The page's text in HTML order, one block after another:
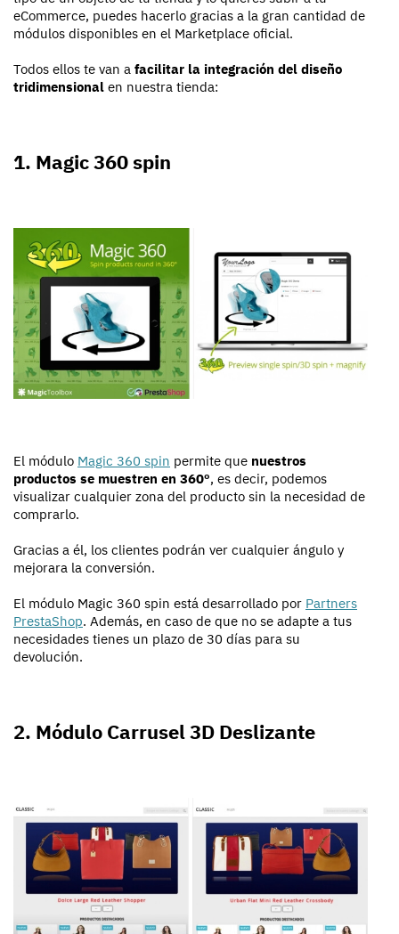
eCommerce, puedes hacerlo gracias a la gran cantidad de
módulos disponibles en el Marketplace oficial.
Todos ellos te van a facilitar la integración del diseño
tridimensional en nuestra tienda:
1. Magic 360 spin
El módulo Magic 360 spin permite que nuestros
productos se muestren en 360º, es decir, podemos
visualizar cualquier zona del producto sin la necesidad de
comprarlo.
Gracias a él, los clientes podrán ver cualquier ángulo y
mejorara la conversión.
El módulo Magic 360 spin está desarrollado por Partners
PrestaShop. Además, en caso de que no se adapte a tus
necesidades tienes un plazo de 30 días para su
devolución.
2. Módulo Carrusel 3D Deslizante